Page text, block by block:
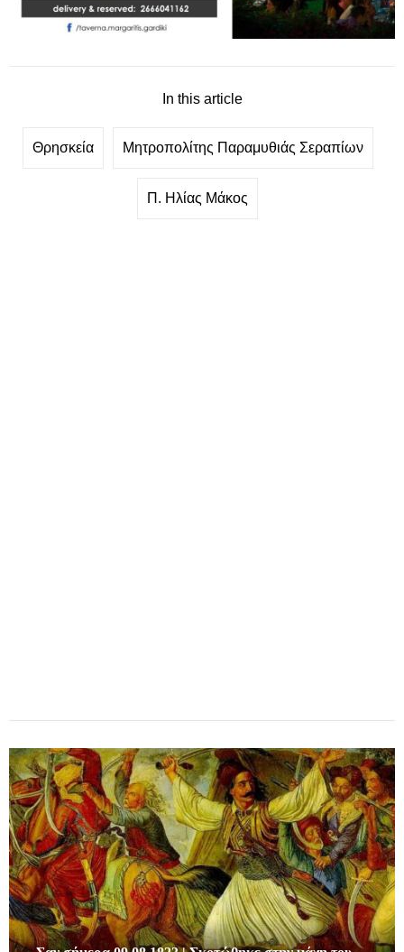
In this article
Θρησκεία Μητροπολίτης Παραμυθιάς Σεραπίων
Π. Ηλίας Μάκος